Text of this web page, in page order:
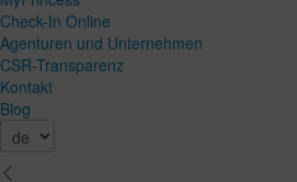
Check-In Online
Agenturen und Unternehmen
CSR-Transparenz
Kontakt
Blog